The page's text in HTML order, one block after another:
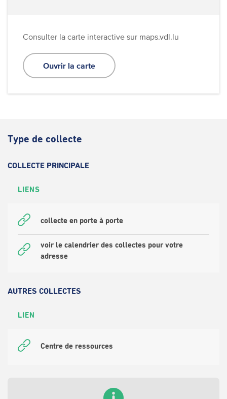
Consulter la carte interactive sur maps.vdl.lu
Ouvrir la carte
Type de collecte
COLLECTE PRINCIPALE
LIENS
collecte en porte à porte
voir le calendrier des collectes pour votre
adresse
AUTRES COLLECTES
LIEN
Centre de ressources